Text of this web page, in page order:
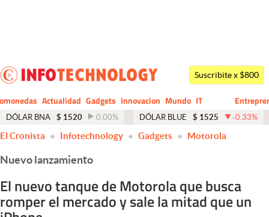
Dólar
Economía y Política
Finanzas y Mercados
Mercados Online
Negocios
Columnistas
Suscribite x $800
Actualidad Gadgets Innovacion Mundo
CIO
IT
Business
DÓLAR BNA $ 1520 0.00% DÓLAR BLUE $ 1525 -0.33%
El Cronista Infotechnology Gadgets Motorola
Nuevo lanzamiento
El nuevo tanque de Motorola que busca
romper el mercado y sale la mitad que un